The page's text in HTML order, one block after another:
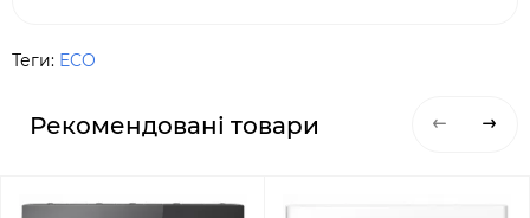
Теги: ECO
Рекомендовані товари